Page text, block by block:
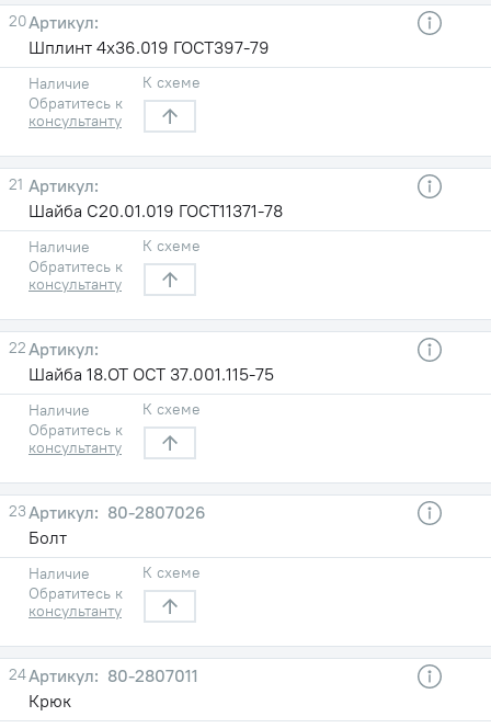
20
Шплинт 4х36.019 ГОСТ397-79
Наличие
Обратитесь к
консультанту
К схеме
21
Шайба С20.01.019 ГОСТ11371-78
Наличие
Обратитесь к
консультанту
К схеме
22
Шайба 18.ОТ ОСТ 37.001.115-75
Наличие
Обратитесь к
консультанту
К схеме
23
80-2807026
Болт
Наличие
Обратитесь к
консультанту
К схеме
24
80-2807011
Крюк